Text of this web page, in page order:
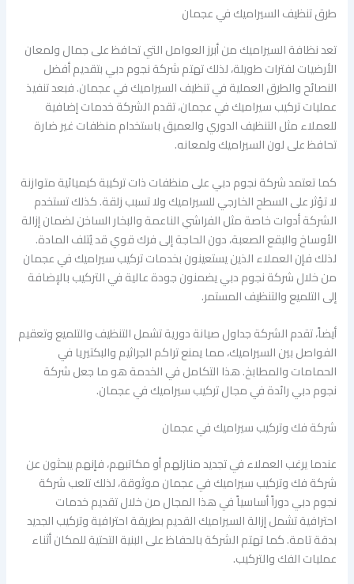
طرق تنظيف السيراميك في عجمان
تعد نظافة السيراميك من أبرز العوامل التي تحافظ على جمال ولمعان
الأرضيات لفترات طويلة، لذلك تهتم شركة نجوم دبي بتقديم أفضل
النصائح والطرق العملية في تنظيف السيراميك في عجمان. فبعد تنفيذ
عمليات تركيب سيراميك في عجمان، تقدم الشركة خدمات إضافية
للعملاء مثل التنظيف الدوري والعميق باستخدام منظفات غير ضارة
تحافظ على لون السيراميك ولمعانه.
كما تعتمد شركة نجوم دبي على منظفات ذات تركيبة كيميائية متوازنة
لا تؤثر على السطح الخارجي للسيراميك ولا تسبب زلقة. كذلك تستخدم
الشركة أدوات خاصة مثل الفراشي الناعمة والبخار الساخن لضمان إزالة
الأوساخ والبقع الصعبة، دون الحاجة إلى فرك قوي قد يُتلف المادة.
لذلك فإن العملاء الذين يستعينون بخدمات تركيب سيراميك في عجمان
من خلال شركة نجوم دبي يضمنون جودة عالية في التركيب بالإضافة
إلى التلميع والتنظيف المستمر.
أيضاً، تقدم الشركة جداول صيانة دورية تشمل التنظيف والتلميع وتعقيم
الفواصل بين السيراميك، مما يمنع تراكم الجراثيم والبكتيريا في
الحمامات والمطابخ. هذا التكامل في الخدمة هو ما جعل شركة
نجوم دبي رائدة في مجال تركيب سيراميك في عجمان.
شركة فك وتركيب سيراميك في عجمان
عندما يرغب العملاء في تجديد منازلهم أو مكاتبهم، فإنهم يبحثون عن
شركة فك وتركيب سيراميك في عجمان موثوقة، لذلك تلعب شركة
نجوم دبي دوراً أساسياً في هذا المجال من خلال تقديم خدمات
احترافية تشمل إزالة السيراميك القديم بطريقة احترافية وتركيب الجديد
بدقة تامة. كما تهتم الشركة بالحفاظ على البنية التحتية للمكان أثناء
عمليات الفك والتركيب.